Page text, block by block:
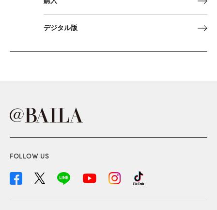
デジタル版
FOLLOW US